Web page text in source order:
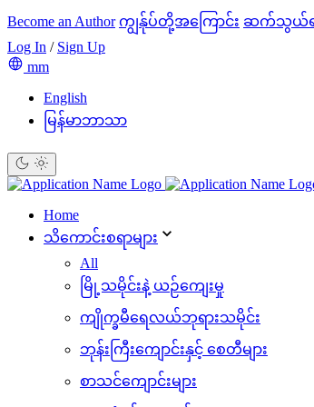
Become an Author ကျွန်ုပ်တို့အကြောင်း ဆက်သွယ်
Log In / Sign Up
mm
English
မြန်မာဘာသာ
Home
သိ‌ကောင်းစရာများ
All
မြို့သမိုင်းနဲ့ ယဉ်ကျေးမှု
ကျိုက္ခမီရေလယ်ဘုရားသမိုင်း
ဘုန်းကြီးကျောင်းနှင့် စေတီများ
စာသင်ကျောင်းများ